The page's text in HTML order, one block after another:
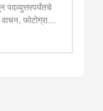
पदव्युत्तरपर्यंतचे
फोटोग्राफी,